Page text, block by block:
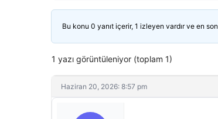
Bu konu 0 yanıt içerir, 1 izleyen vardır ve en son
1 yazı görüntüleniyor (toplam 1)
Haziran 20, 2026: 8:57 pm